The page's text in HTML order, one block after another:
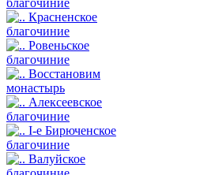
Красненское
благочиние
Ровеньское
благочиние
Восстановим
монастырь
Алексеевское
благочиние
I-е Бирюченское
благочиние
Валуйское